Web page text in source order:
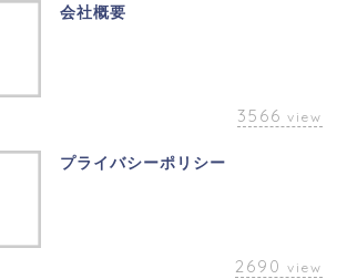
会社概要
3566 view
プライバシーポリシー
2690 view